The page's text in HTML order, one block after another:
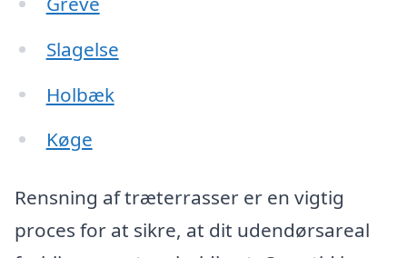
Slagelse
Holbæk
Køge
Rensning af træterrasser er en vigtig
proces for at sikre, at dit udendørsareal